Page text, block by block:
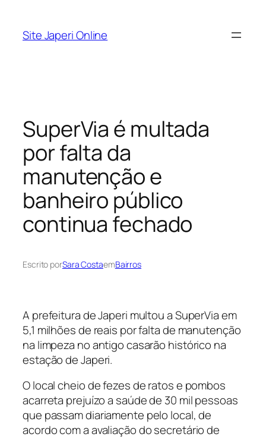
Site Japeri Online
SuperVia é multada
por falta da
manutenção e
banheiro público
continua fechado
Escrito porSara CostaemBairros
A prefeitura de Japeri multou a SuperVia em
5,1 milhões de reais por falta de manutenção
na limpeza no antigo casarão histórico na
estação de Japeri.
O local cheio de fezes de ratos e pombos
acarreta prejuízo a saúde de 30 mil pessoas
que passam diariamente pelo local, de
acordo com a avaliação do secretário de